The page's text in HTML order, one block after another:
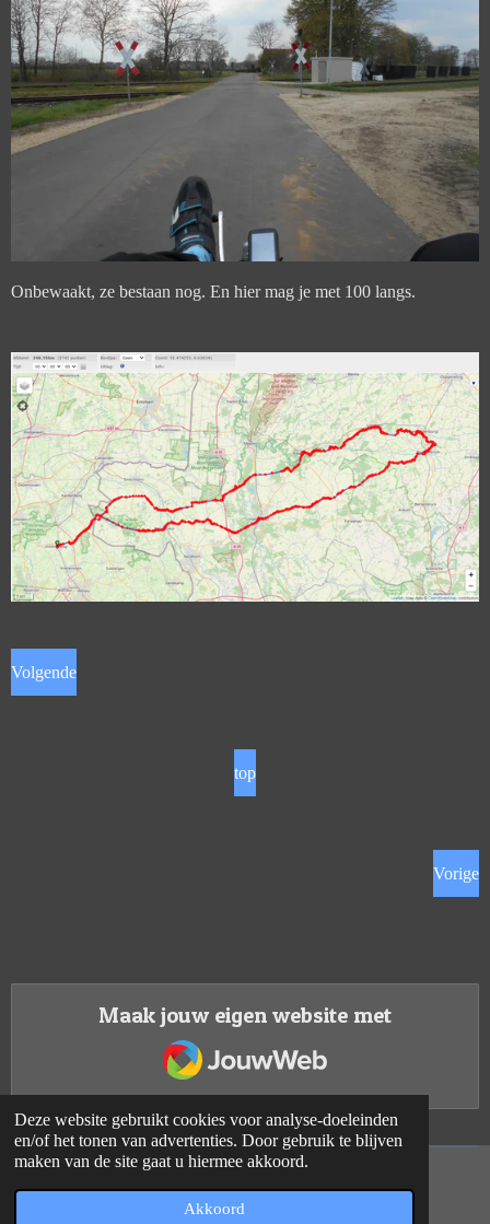
Deze website gebruikt cookies voor analyse-doeleinden
en/of het tonen van advertenties. Door gebruik te blijven
maken van de site gaat u hiermee akkoord.
Akkoord
Onbewaakt, ze bestaan nog. En hier mag je met 100 langs.
Volgende
top
Vorige
Maak jouw eigen website met
JouwWeb